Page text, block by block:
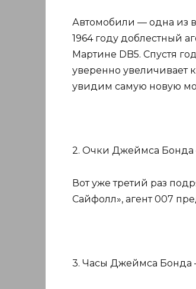
Автомобили — одна из
1964 году доблестный
Мартине DB5. Спустя
уверенно увеличивает
увидим самую новую
2. Очки Джеймса Бонда
Вот уже третий раз
Сайфолл», агент 007
3. Часы Джеймса Бонда